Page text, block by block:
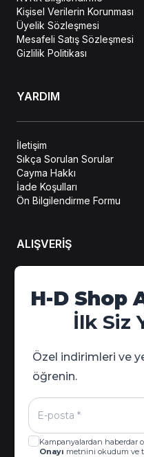
Kişisel Verilerin Korunması
Üyelik Sözleşmesi
Mesafeli Satış Sözleşmesi
Gizlilik Politikası
YARDIM
İletişim
Sıkça Sorulan Sorular
Cayma Hakkı
İade Koşulları
Ön Bilgilendirme Formu
ALIŞVERİŞ
Hesabım
Sipariş Takip
Kampanya Detayları
H-D Shop
İlk Siz
Özel indirimleri ve
öğrenin.
Kampanyalardan haberdar
Onayı metnini okudum ve